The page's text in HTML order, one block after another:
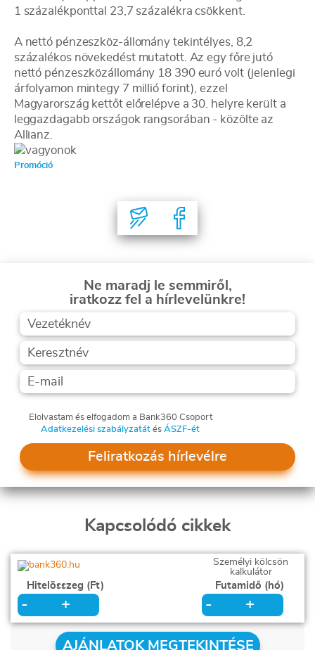
1 százalékponttal 23,7 százalékra csökkent.
A nettó pénzeszköz-állomány tekintélyes, 8,2
százalékos növekedést mutatott. Az egy főre jutó
nettó pénzeszközállomány 18 390 euró volt (jelenlegi
árfolyamon mintegy 7 millió forint), ezzel
Magyarország kettőt előrelépve a 30. helyre került a
leggazdagabb országok rangsorában - közölte az
Allianz.
Promóció
Ne maradj le semmiről,
iratkozz fel a hírlevelünkre!
Elolvastam és elfogadom a Bank360 Csoport
Adatkezelési szabályzatátés ÁSZF-ét
Feliratkozás hírlevélre
Kapcsolódó cikkek
Személyi kölcsön
kalkulátor
Hitelösszeg (Ft)
- +
Futamidő (hó)
- +
AJÁNLATOK MEGTEKINTÉSE